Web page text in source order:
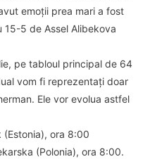
emoții prea mari a fost
15-5 de Assel Alibekova
pe tabloul principal de 64
vom fi reprezentați doar
Ele vor evolua astfel
(Estonia), ora 8:00
(Polonia), ora 8:00.